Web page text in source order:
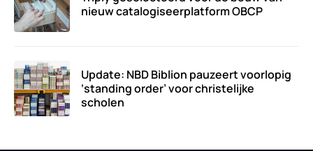
nieuw catalogiseerplatform OBCP
Update: NBD Biblion pauzeert voorlopig
‘standing order’ voor christelijke
scholen